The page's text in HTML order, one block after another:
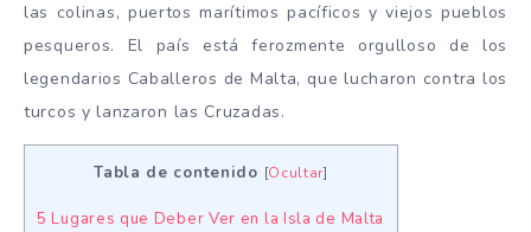
las colinas, puertos marítimos pacíficos y viejos pueblos
pesqueros. El país está ferozmente orgulloso de los
legendarios Caballeros de Malta, que lucharon contra los
turcos y lanzaron las Cruzadas.
Tabla de contenido [Ocultar]
5 Lugares que Deber Ver en la Isla de Malta